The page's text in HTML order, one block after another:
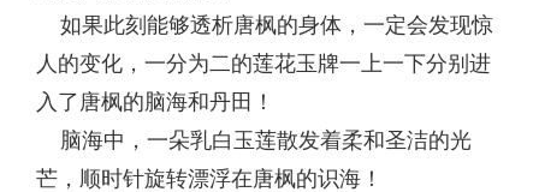
如果此刻能够透析唐枫的身体，一定会发现惊
人的变化，一分为二的莲花玉牌一上一下分别进
入了唐枫的脑海和丹田！
脑海中，一朵乳白玉莲散发着柔和圣洁的光
芒，顺时针旋转漂浮在唐枫的识海！